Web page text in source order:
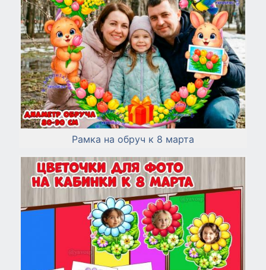
Рамка на обруч к 8 марта